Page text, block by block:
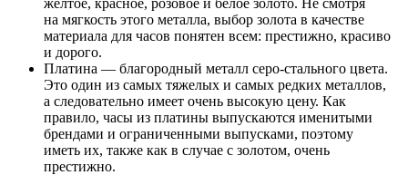
на мягкость этого металла, выбор золота в качестве
материала для часов понятен всем: престижно, красиво
и дорого.
Платина — благородный металл серо-стального цвета.
Это один из самых тяжелых и самых редких металлов,
а следовательно имеет очень высокую цену. Как
правило, часы из платины выпускаются именитыми
брендами и ограниченными выпусками, поэтому
иметь их, также как в случае с золотом, очень
престижно.